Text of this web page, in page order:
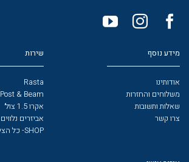
מידע נוסף
אודותינו
משלוחים והחזרות
שאלות ותשובות
צרו קשר
שירות
Rasta
Post & Beam
אקרו 1.5 צול׳
אביזרים נלווים
SHOP- כל הציוד המשלים ליציקות בטון